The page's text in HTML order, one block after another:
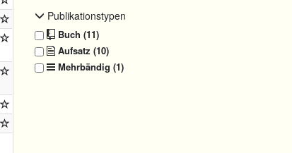
Publikationstypen
Buch (11)
Aufsatz (10)
Mehrbändig (1)